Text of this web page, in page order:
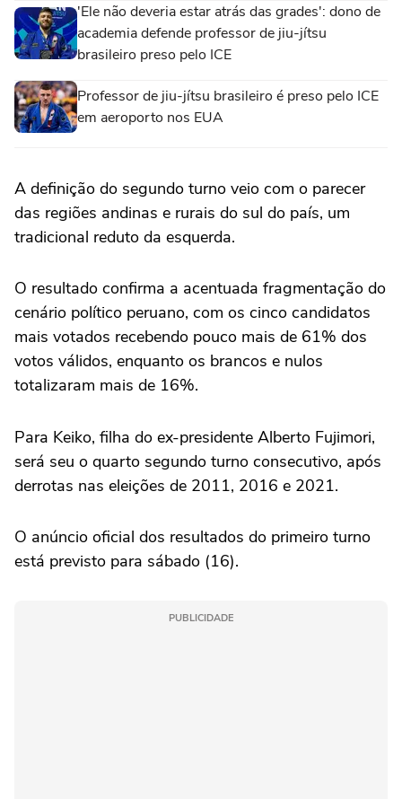
'Ele não deveria estar atrás das grades': dono de
academia defende professor de jiu-jítsu
brasileiro preso pelo ICE
Professor de jiu-jítsu brasileiro é preso pelo ICE
em aeroporto nos EUA
A definição do segundo turno veio com o parecer
das regiões andinas e rurais do sul do país, um
tradicional reduto da esquerda.
O resultado confirma a acentuada fragmentação do
cenário político peruano, com os cinco candidatos
mais votados recebendo pouco mais de 61% dos
votos válidos, enquanto os brancos e nulos
totalizaram mais de 16%.
Para Keiko, filha do ex-presidente Alberto Fujimori,
será seu o quarto segundo turno consecutivo, após
derrotas nas eleições de 2011, 2016 e 2021.
O anúncio oficial dos resultados do primeiro turno
está previsto para sábado (16).
PUBLICIDADE